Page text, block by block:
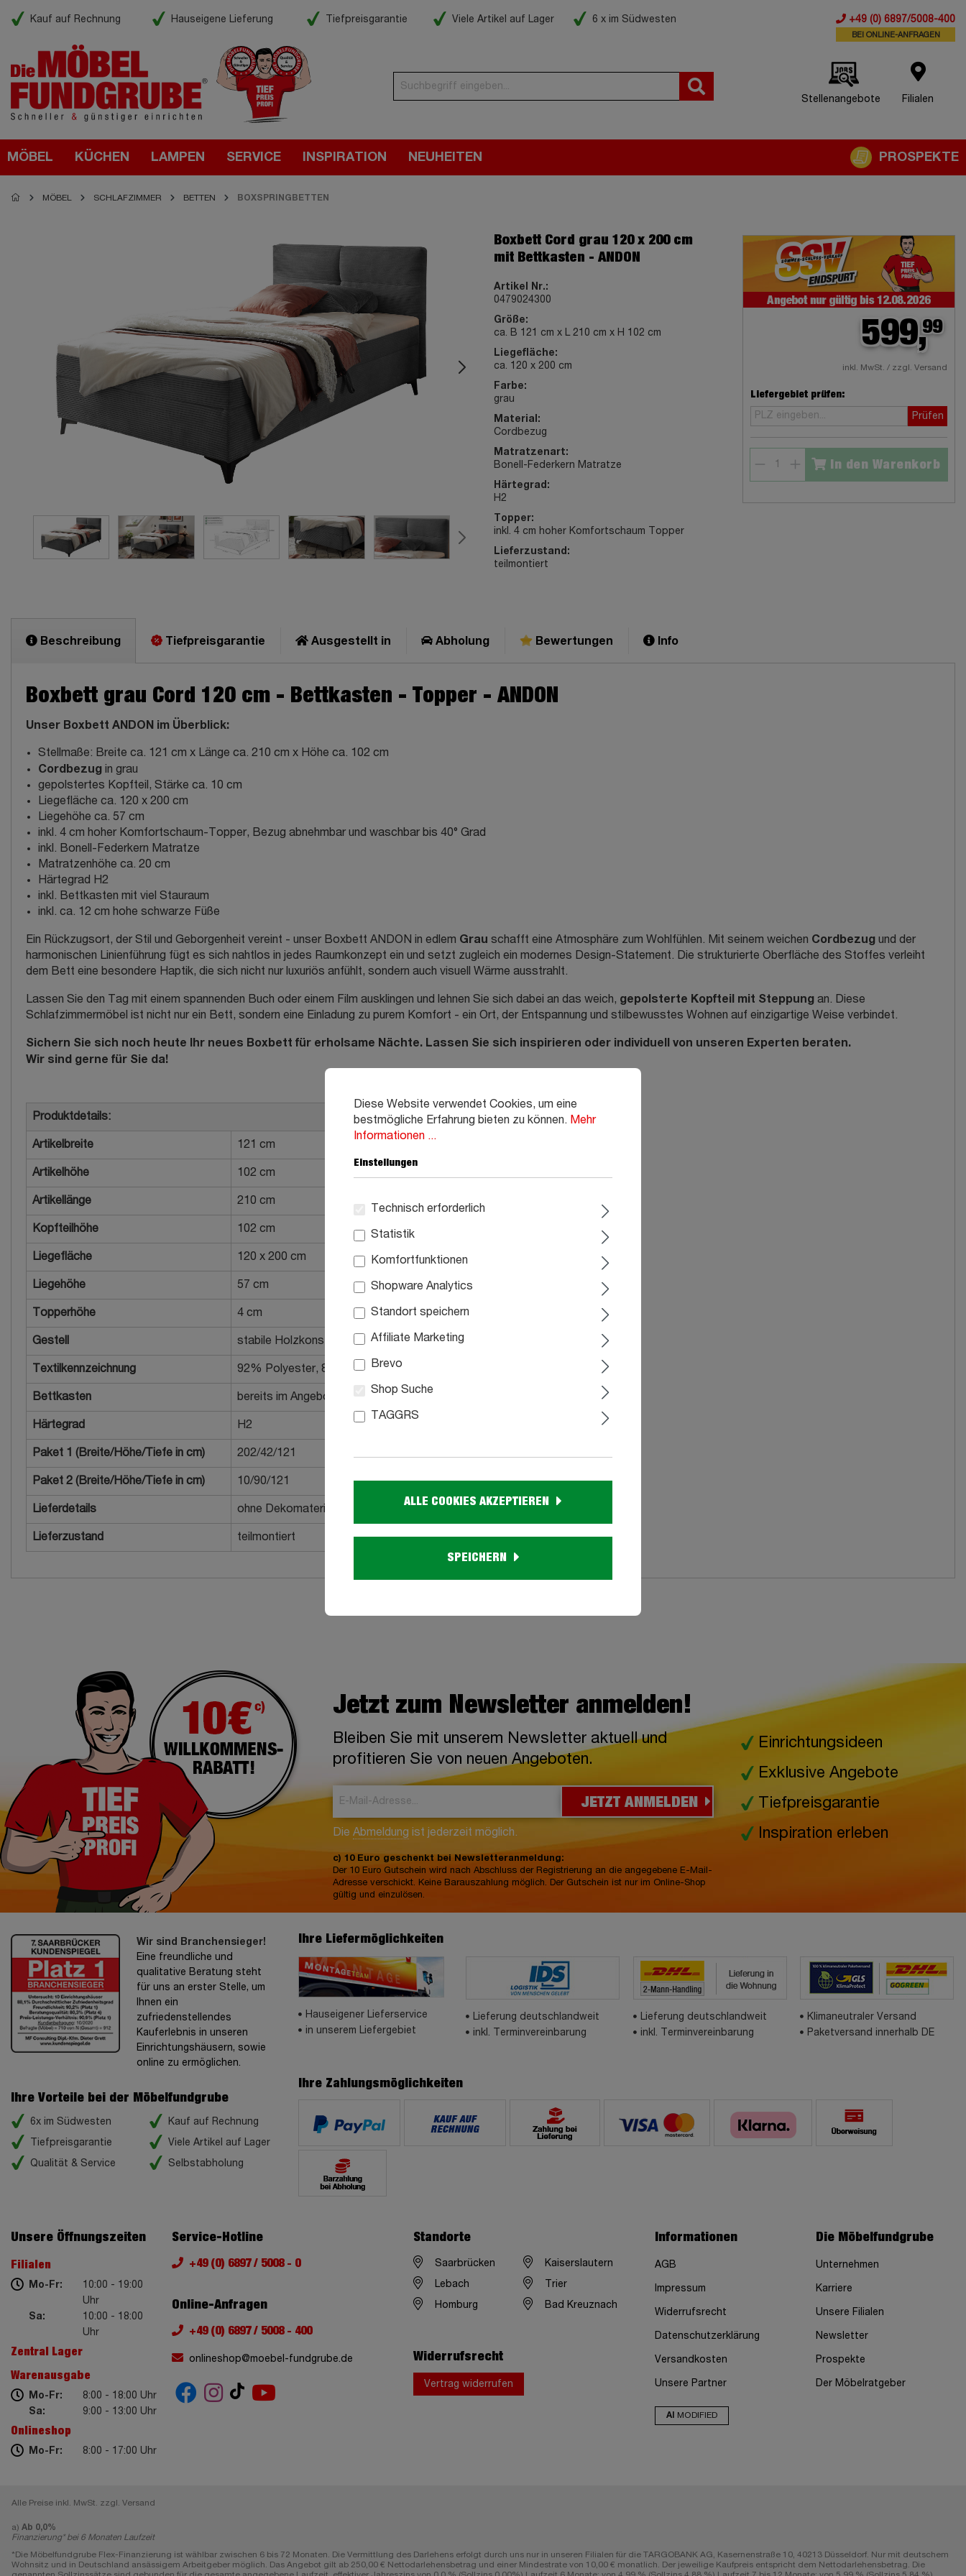
Kauf auf Rechnung Hauseigene Lieferung Tiefpreisgarantie Viele Artikel auf Lager 6 x im Südwesten +49 (0) 6897/5008-400
BEI ONLINE-ANFRAGEN
Stellenangebote Filialen
MÖBEL KÜCHEN LAMPEN SERVICE INSPIRATION NEUHEITEN PROSPEKTE
MÖBEL SCHLAFZIMMER BETTEN BOXSPRINGBETTEN
Boxbett Cord grau 120 x 200 cm
mit Bettkasten - ANDON
Artikel Nr.:
0479024300
Größe:
ca. B 121 cm x L 210 cm x H 102 cm
Liegefläche:
ca. 120 x 200 cm
Farbe:
grau
Material:
Cordbezug
Matratzenart:
Bonell-Federkern Matratze
Härtegrad:
H2
Topper:
inkl. 4 cm hoher Komfortschaum Topper
Lieferzustand:
teilmontiert
599,99
inkl. MwSt. / zzgl. Versand
Liefergebiet prüfen:
Prüfen
In den Warenkorb
Beschreibung Tiefpreisgarantie Ausgestellt in Abholung Bewertungen Info
Boxbett grau Cord 120 cm - Bettkasten - Topper - ANDON
Unser Boxbett ANDON im Überblick:
Stellmaße: Breite ca. 121 cm x Länge ca. 210 cm x Höhe ca. 102 cm
Cordbezug in grau
gepolstertes Kopfteil, Stärke ca. 10 cm
Liegefläche ca. 120 x 200 cm
Liegehöhe ca. 57 cm
inkl. 4 cm hoher Komfortschaum-Topper, Bezug abnehmbar und waschbar bis 40° Grad
inkl. Bonell-Federkern Matratze
Matratzenhöhe ca. 20 cm
Härtegrad H2
inkl. Bettkasten mit viel Stauraum
inkl. ca. 12 cm hohe schwarze Füße
Ein Rückzugsort, der Stil und Geborgenheit vereint - unser Boxbett ANDON in edlem Grau schafft eine Atmosphäre zum Wohlfühlen. Mit seinem weichen Cordbezug und der
harmonischen Linienführung fügt es sich nahtlos in jedes Raumkonzept ein und setzt zugleich ein modernes Design-Statement. Die strukturierte Oberfläche des Stoffes verleiht
dem Bett eine besondere Haptik, die sich nicht nur luxuriös anfühlt, sondern auch visuell Wärme ausstrahlt.
Lassen Sie den Tag mit einem spannenden Buch oder einem Film ausklingen und lehnen Sie sich dabei an das weich, gepolsterte Kopfteil mit Steppung an. Diese
Schlafzimmermöbel ist nicht nur ein Bett, sondern eine Einladung zu purem Komfort - ein Ort, der Entspannung und stilbewusstes Wohnen auf einzigartige Weise verbindet.
Sichern Sie sich noch heute Ihr neues Boxbett für erholsame Nächte. Lassen Sie sich inspirieren oder individuell von unseren Experten beraten.
Wir sind gerne für Sie da!
Produktdetails:
Artikelbreite 121 cm
Artikelhöhe 102 cm
Artikellänge 210 cm
Kopfteilhöhe 102 cm
Liegefläche 120 x 200 cm
Liegehöhe 57 cm
Topperhöhe 4 cm
Gestell stabile Holzkonstruktion
Textilkennzeichnung 92% Polyester, 8% Nylon
Bettkasten bereits im Angebot enthalten
Härtegrad H2
Paket 1 (Breite/Höhe/Tiefe in cm) 202/42/121
Paket 2 (Breite/Höhe/Tiefe in cm) 10/90/121
Lieferdetails ohne Dekomaterial
Lieferzustand teilmontiert
Jetzt zum Newsletter anmelden!
Bleiben Sie mit unserem Newsletter aktuell und
profitieren Sie von neuen Angeboten.
JETZT ANMELDEN
Die Abmeldung ist jederzeit möglich.
c) 10 Euro geschenkt bei Newsletteranmeldung:
Der 10 Euro Gutschein wird nach Abschluss der Registrierung an die angegebene E-Mail-
Adresse verschickt. Keine Barauszahlung möglich. Der Gutschein ist nur im Online-Shop
gültig und einzulösen.
Einrichtungsideen
Exklusive Angebote
Tiefpreisgarantie
Inspiration erleben
Wir sind Branchensieger!
Eine freundliche und
qualitative Beratung steht
für uns an erster Stelle, um
Ihnen ein
zufriedenstellendes
Kauferlebnis in unseren
Einrichtungshäusern, sowie
online zu ermöglichen.
Ihre Vorteile bei der Möbelfundgrube
6x im Südwesten
Tiefpreisgarantie
Qualität & Service
Kauf auf Rechnung
Viele Artikel auf Lager
Selbstabholung
Ihre Liefermöglichkeiten
Hauseigener Lieferservice
in unserem Liefergebiet
Lieferung deutschlandweit
inkl. Terminvereinbarung
Lieferung deutschlandweit
inkl. Terminvereinbarung
Klimaneutraler Versand
Paketversand innerhalb DE
Ihre Zahlungsmöglichkeiten
Unsere Öffnungszeiten
Filialen
Mo-Fr:
10:00 - 19:00
Uhr
Sa:
10:00 - 18:00
Uhr
Zentral Lager
Warenausgabe
Mo-Fr:
8:00 - 18:00 Uhr
Sa:
9:00 - 13:00 Uhr
Onlineshop
Mo-Fr: 8:00 - 17:00 Uhr
Service-Hotline
+49 (0) 6897 / 5008 - 0
Online-Anfragen
+49 (0) 6897 / 5008 - 400
onlineshop@moebel-fundgrube.de
Standorte
Saarbrücken Kaiserslautern
Lebach Trier
Homburg Bad Kreuznach
Widerrufsrecht
Vertrag widerrufen
Informationen
AGB
Impressum
Widerrufsrecht
Datenschutzerklärung
Versandkosten
Unsere Partner
AI MODIFIED
Die Möbelfundgrube
Unternehmen
Karriere
Unsere Filialen
Newsletter
Prospekte
Der Möbelratgeber
Alle Preise inkl. MwSt. zzgl. Versand
a) Ab 0,0%
Finanzierung* bei 6 Monaten Laufzeit
*Die Möbelfundgrube Flex-Finanzierung ist wählbar zwischen 6 bis 72 Monaten. Die Vermittlung des Darlehens erfolgt durch uns nur in unseren Filialen für die TARGOBANK AG, Kasernenstraße 10, 40213 Düsseldorf. Nur mit deutschem
Wohnsitz und in Deutschland ansässigem Arbeitgeber möglich. Das Angebot gilt ab 250,00 € Nettodarlehensbetrag und einer Mindestrate von 10,00 € monatlich. Der jeweilige Kaufpreis entspricht dem Nettodarlehensbetrag. Die
Diese Website verwendet Cookies, um eine
bestmögliche Erfahrung bieten zu können. Mehr
Informationen ...
Einstellungen
Technisch erforderlich
Statistik
Komfortfunktionen
Shopware Analytics
Standort speichern
Affiliate Marketing
Brevo
Shop Suche
TAGGRS
ALLE COOKIES AKZEPTIEREN
SPEICHERN